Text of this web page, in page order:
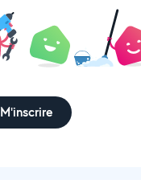
M'inscrire